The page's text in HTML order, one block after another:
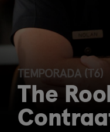
TEMPORADA (T6)
The